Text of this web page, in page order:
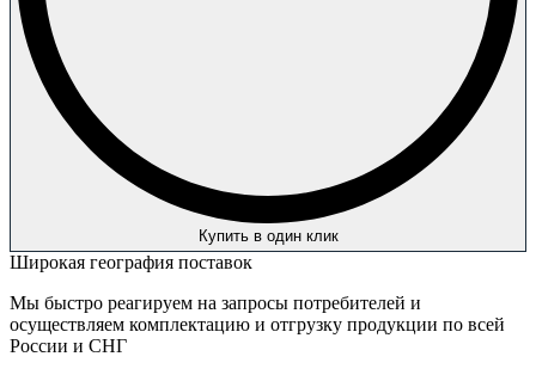
Купить в один клик
Широкая география поставок
Мы быстро реагируем на запросы потребителей и
осуществляем комплектацию и отгрузку продукции по всей
России и СНГ